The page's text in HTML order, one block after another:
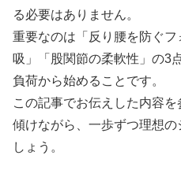
る必要はありません。
重要なのは「反り腰を防ぐ
吸」「股関節の柔軟性」の3
負荷から始めることです。
この記事でお伝えした内容
傾けながら、一歩ずつ理想
しょう。